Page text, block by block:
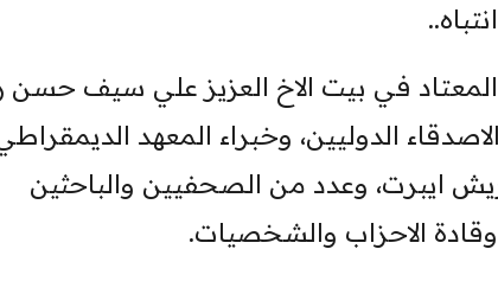
في بيت الاخ العزيز علي سيف
الدوليين، وخبراء المعهد
ايبرت، وعدد من الصحفيين والباحثين
الاحزاب والشخصيات.